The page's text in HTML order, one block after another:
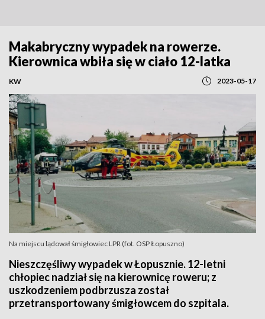
Makabryczny wypadek na rowerze.
Kierownica wbiła się w ciało 12-latka
KW 2023-05-17
Na miejscu lądował śmigłowiec LPR (fot. OSP Łopuszno)
Nieszczęśliwy wypadek w Łopusznie. 12-letni
chłopiec nadział się na kierownicę roweru; z
uszkodzeniem podbrzusza został
przetransportowany śmigłowcem do szpitala.